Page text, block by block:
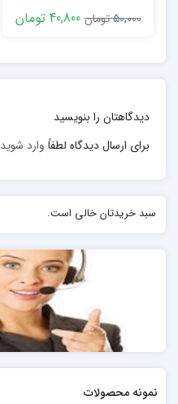
5_موقعیت نما ونوع کاربری ساختمان و…
جفری یانگ ppt50,000 تومان 40,800 تومان
دیدگاهتان را بنویسید
برای ارسال دیدگاه لطفاً وارد شوید
سبد خریدتان خالی است.
نمونه محصولات